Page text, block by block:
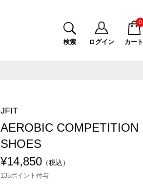
検索 ログイン カート
0
JFIT
AEROBIC COMPETITION
SHOES
¥14,850 （税込）
135ポイント付与